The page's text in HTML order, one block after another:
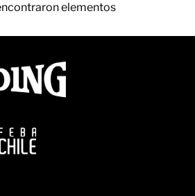
elementos